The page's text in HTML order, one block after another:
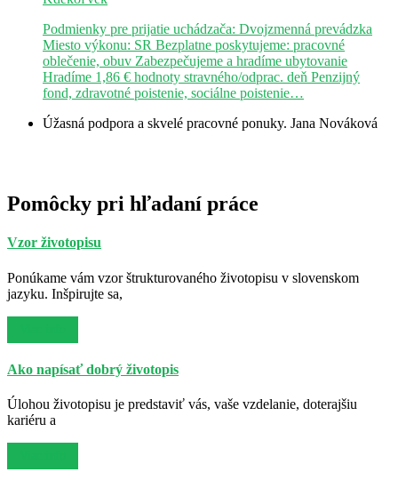
Podmienky pre prijatie uchádzača: Dvojzmenná prevádzka
Miesto výkonu: SR Bezplatne poskytujeme: pracovné
oblečenie, obuv Zabezpečujeme a hradíme ubytovanie
Hradíme 1,86 € hodnoty stravného/odprac. deň Penzijný
fond, zdravotné poistenie, sociálne poistenie…
Úžasná podpora a skvelé pracovné ponuky. Jana Nováková
Pomôcky pri hľadaní práce
Vzor životopisu
Ponúkame vám vzor štrukturovaného životopisu v slovenskom
jazyku. Inšpirujte sa,
Ako napísať dobrý životopis
Úlohou životopisu je predstaviť vás, vaše vzdelanie, doterajšiu
kariéru a